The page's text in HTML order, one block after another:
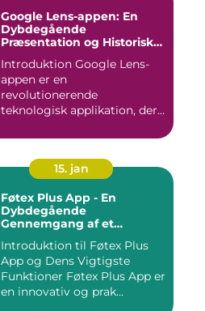
Google Lens-appen: En
Dybdegående
Præsentation og Historisk
Introduktion Google Lens-
appen er en
revolutionerende
teknologisk applikation, der
15. jan
Føtex Plus App - En
Dybdegående
Gennemgang af et
Indkøbsoplevelse
Introduktion til Føtex Plus
App og Dens Vigtigste
Funktioner Føtex Plus App er
en innovativ og prak...